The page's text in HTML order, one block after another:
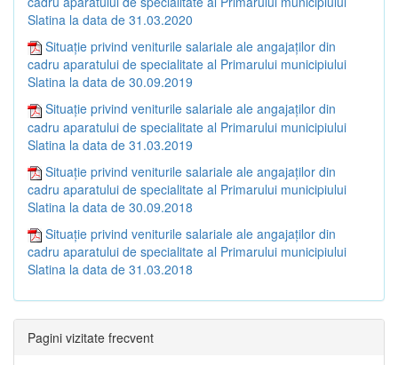
Slatina la data de 31.03.2020
Situație privind veniturile salariale ale angajaților din
cadru aparatului de specialitate al Primarului municipiului
Slatina la data de 30.09.2019
Situație privind veniturile salariale ale angajaților din
cadru aparatului de specialitate al Primarului municipiului
Slatina la data de 31.03.2019
Situație privind veniturile salariale ale angajaților din
cadru aparatului de specialitate al Primarului municipiului
Slatina la data de 30.09.2018
Situație privind veniturile salariale ale angajaților din
cadru aparatului de specialitate al Primarului municipiului
Slatina la data de 31.03.2018
Pagini vizitate frecvent